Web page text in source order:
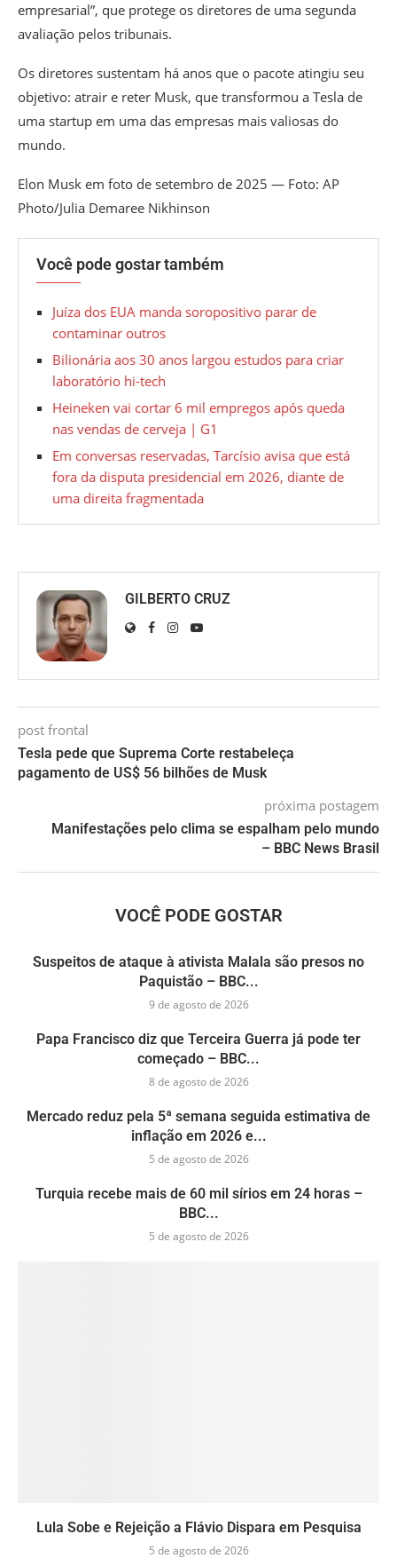
empresarial”, que protege os diretores de uma segunda
avaliação pelos tribunais.
Os diretores sustentam há anos que o pacote atingiu seu
objetivo: atrair e reter Musk, que transformou a Tesla de
uma startup em uma das empresas mais valiosas do
mundo.
Elon Musk em foto de setembro de 2025 — Foto: AP
Photo/Julia Demaree Nikhinson
Você pode gostar também
Juíza dos EUA manda soropositivo parar de
contaminar outros
Bilionária aos 30 anos largou estudos para criar
laboratório hi-tech
Heineken vai cortar 6 mil empregos após queda
nas vendas de cerveja | G1
Em conversas reservadas, Tarcísio avisa que está
fora da disputa presidencial em 2026, diante de
uma direita fragmentada
GILBERTO CRUZ
post frontal
Tesla pede que Suprema Corte restabeleça
pagamento de US$ 56 bilhões de Musk
próxima postagem
Manifestações pelo clima se espalham pelo mundo
– BBC News Brasil
VOCÊ PODE GOSTAR
Suspeitos de ataque à ativista Malala são presos no
Paquistão – BBC...
9 de agosto de 2026
Papa Francisco diz que Terceira Guerra já pode ter
começado – BBC...
8 de agosto de 2026
Mercado reduz pela 5ª semana seguida estimativa de
inflação em 2026 e...
5 de agosto de 2026
Turquia recebe mais de 60 mil sírios em 24 horas –
BBC...
5 de agosto de 2026
Lula Sobe e Rejeição a Flávio Dispara em Pesquisa
5 de agosto de 2026